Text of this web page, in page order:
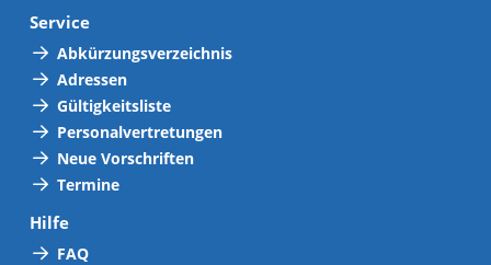
Service
Abkürzungsverzeichnis
Adressen
Gültigkeitsliste
Personalvertretungen
Neue Vorschriften
Termine
Hilfe
FAQ